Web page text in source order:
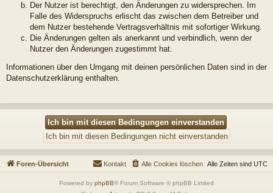
Der Nutzer ist berechtigt, den Änderungen zu widersprechen. Im
Falle des Widerspruchs erlischt das zwischen dem Betreiber und
dem Nutzer bestehende Vertragsverhältnis mit sofortiger Wirkung.
Die Änderungen gelten als anerkannt und verbindlich, wenn der
Nutzer den Änderungen zugestimmt hat.
Informationen über den Umgang mit deinen persönlichen Daten sind in der
Datenschutzerklärung enthalten.
Foren-Übersicht Alle Zeiten sind UTC
Alle Cookies löschen
Kontakt
Powered by phpBB® Forum Software © phpBB Limited